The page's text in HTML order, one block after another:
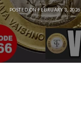
POSTED ONFEBRUARY 3, 2026